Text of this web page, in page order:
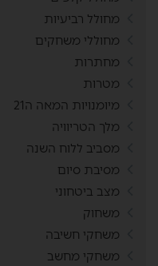
מחולל רביעיות
מחוללי משחקים
מחתרות
מטרות
מיומנויות המאה ה21
מלך הטריוויה
מסביב ללוח השנה
מסיבת סיום
מצב ביטחוני
משחוק
משחקי חשיבה
משחקי מחשב